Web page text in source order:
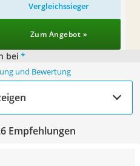
Vergleichssieger
Zum Angebot »
bei *
und Bewertung
Empfehlungen